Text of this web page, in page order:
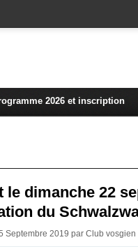
2026 et inscription
le dimanche 22
du
Septembre 2019 par Club vosgien